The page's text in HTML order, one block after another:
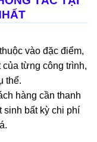
vào đặc điểm,
từng công trình,
thể.
hàng cần thanh
sinh bất kỳ chi phí